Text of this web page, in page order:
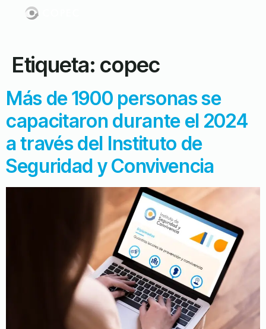
Etiqueta: copec
Más de 1900 personas se
capacitaron durante el 2024
a través del Instituto de
Seguridad y Convivencia